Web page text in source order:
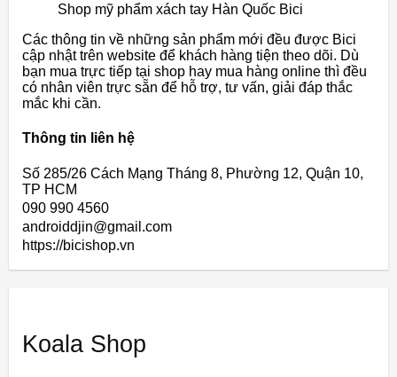
Shop mỹ phẩm xách tay Hàn Quốc Bici
Các thông tin về những sản phẩm mới đều được Bici
cập nhật trên website để khách hàng tiện theo dõi. Dù
bạn mua trực tiếp tại shop hay mua hàng online thì đều
có nhân viên trực sẵn để hỗ trợ, tư vấn, giải đáp thắc
mắc khi cần.
Thông tin liên hệ
Số 285/26 Cách Mạng Tháng 8, Phường 12, Quận 10,
TP HCM
090 990 4560
androiddjin@gmail.com
https://bicishop.vn
Koala Shop